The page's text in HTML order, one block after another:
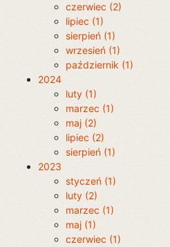
czerwiec (2)
lipiec (1)
sierpień (1)
wrzesień (1)
październik (1)
2024
luty (1)
marzec (1)
maj (2)
lipiec (2)
sierpień (1)
2023
styczeń (1)
luty (2)
marzec (1)
maj (1)
czerwiec (1)